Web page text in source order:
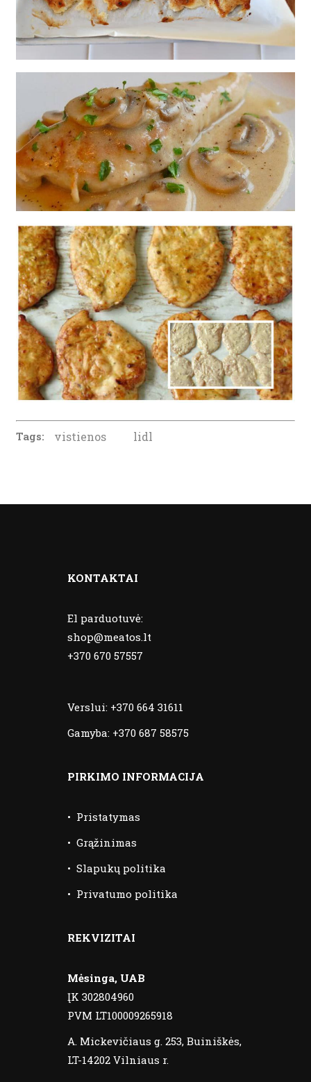
Tags: vistienos lidl
KONTAKTAI
El parduotuvė:
shop@meatos.lt
+370 670 57557
Verslui: +370 664 31611
Gamyba: +370 687 58575
PIRKIMO INFORMACIJA
• Pristatymas
• Grąžinimas
• Slapukų politika
• Privatumo politika
REKVIZITAI
Mėsinga, UAB
ĮK 302804960
PVM LT100009265918
A. Mickevičiaus g. 253, Buiniškės,
LT-14202 Vilniaus r.